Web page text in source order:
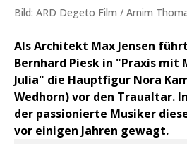
Bild: ARD Degeto Film / Arnim
Als Architekt Max Jensen
Bernhard Piesk in "Praxis mit
Julia" die Hauptfigur Nora
Wedhorn) vor den Traualtar.
der passionierte Musiker
vor einigen Jahren gewagt.